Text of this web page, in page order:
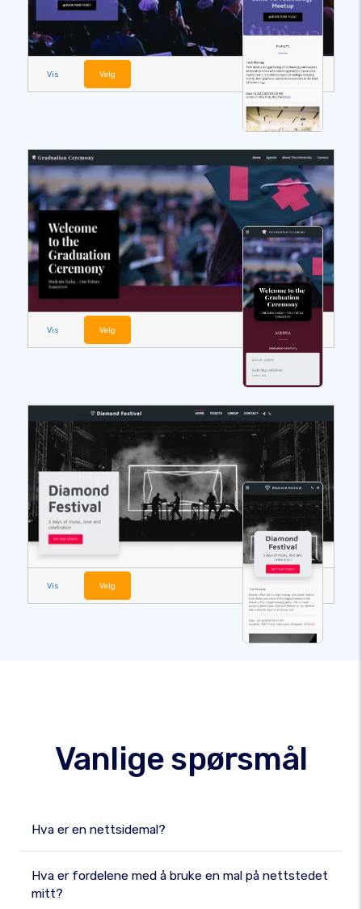
Vis Velg
Vis Velg
Vis Velg
Vanlige spørsmål
Hva er en nettsidemal?
Hva er fordelene med å bruke en mal på nettstedet
mitt?